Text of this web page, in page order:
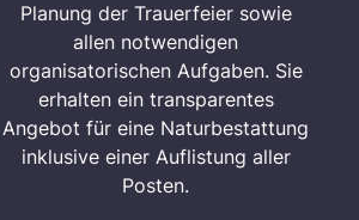
Planung der Trauerfeier sowie
allen notwendigen
organisatorischen Aufgaben. Sie
erhalten ein transparentes
Angebot für eine Naturbestattung
inklusive einer Auflistung aller
Posten.